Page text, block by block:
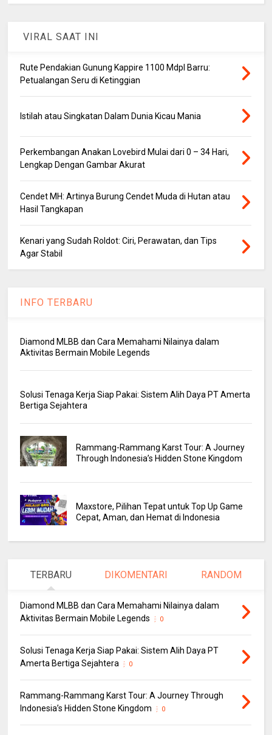
VIRAL SAAT INI
Rute Pendakian Gunung Kappire 1100 Mdpl Barru:
Petualangan Seru di Ketinggian
Istilah atau Singkatan Dalam Dunia Kicau Mania
Perkembangan Anakan Lovebird Mulai dari 0 – 34 Hari,
Lengkap Dengan Gambar Akurat
Cendet MH: Artinya Burung Cendet Muda di Hutan atau
Hasil Tangkapan
Kenari yang Sudah Roldot: Ciri, Perawatan, dan Tips
Agar Stabil
INFO TERBARU
Diamond MLBB dan Cara Memahami Nilainya dalam
Aktivitas Bermain Mobile Legends
Solusi Tenaga Kerja Siap Pakai: Sistem Alih Daya PT Amerta
Bertiga Sejahtera
Rammang-Rammang Karst Tour: A Journey
Through Indonesia’s Hidden Stone Kingdom
Maxstore, Pilihan Tepat untuk Top Up Game
Cepat, Aman, dan Hemat di Indonesia
TERBARU DIKOMENTARI RANDOM
Diamond MLBB dan Cara Memahami Nilainya dalam
Aktivitas Bermain Mobile Legends
0
Solusi Tenaga Kerja Siap Pakai: Sistem Alih Daya PT
Amerta Bertiga Sejahtera
0
Rammang-Rammang Karst Tour: A Journey Through
Indonesia’s Hidden Stone Kingdom
0